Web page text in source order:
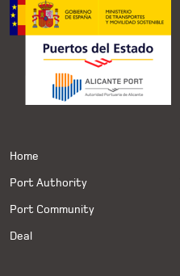
Home
Port Authority
Port Community
Deal